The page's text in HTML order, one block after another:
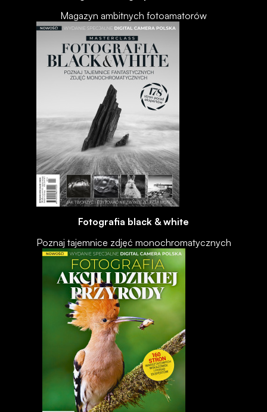
Magazyn ambitnych fotoamatorów
Fotografia black & white
Poznaj tajemnice zdjęć monochromatycznych